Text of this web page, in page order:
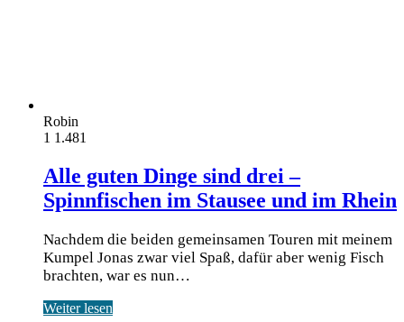
Robin
1 1.481
Alle guten Dinge sind drei –
Spinnfischen im Stausee und im Rhein
Nach­dem die bei­den gemein­sa­men Tou­ren mit mei­nem
Kum­pel Jonas zwar viel Spaß, dafür aber wenig Fisch
brach­ten, war es nun…
Weiter lesen